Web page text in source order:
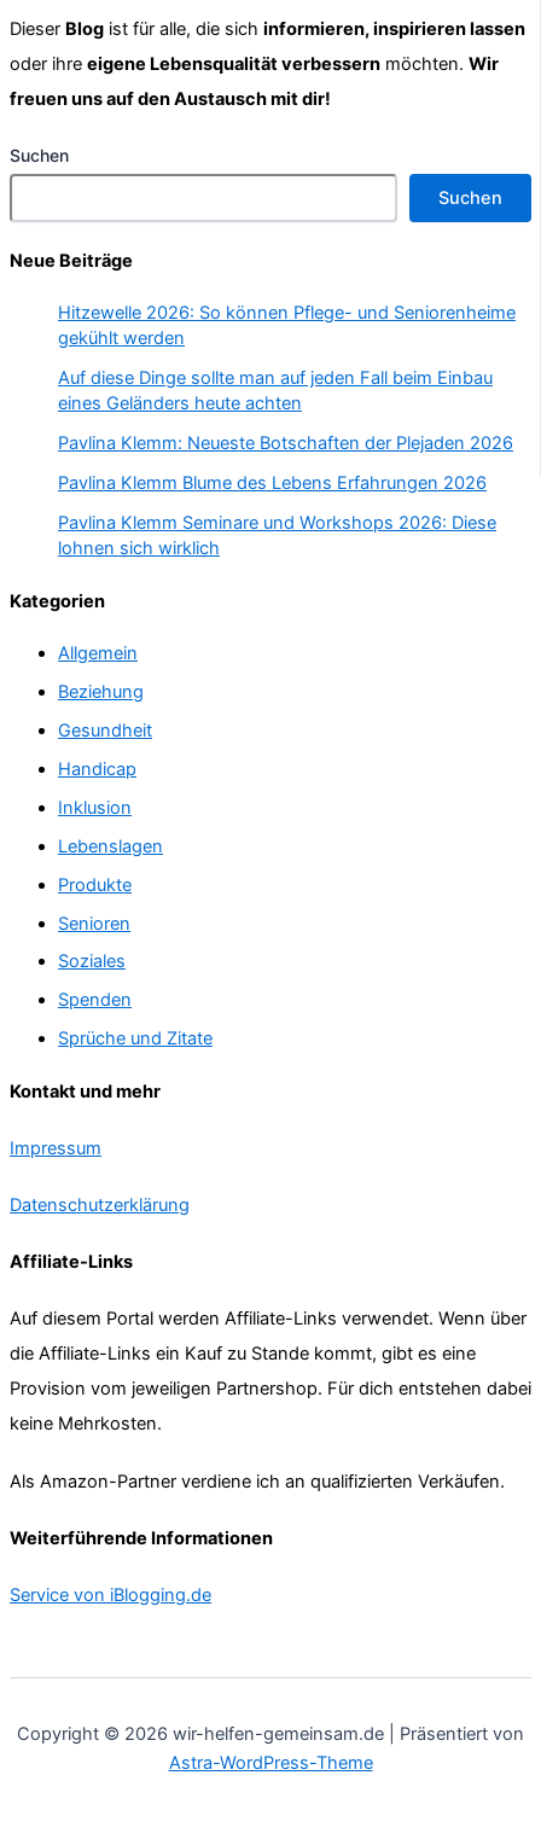
Dieser Blog ist für alle, die sich informieren, inspirieren lassen
oder ihre eigene Lebensqualität verbessern möchten. Wir
freuen uns auf den Austausch mit dir!
Suchen
Suchen
Neue Beiträge
Hitzewelle 2026: So können Pflege- und Seniorenheime
gekühlt werden
Auf diese Dinge sollte man auf jeden Fall beim Einbau
eines Geländers heute achten
Pavlina Klemm: Neueste Botschaften der Plejaden 2026
Pavlina Klemm Blume des Lebens Erfahrungen 2026
Pavlina Klemm Seminare und Workshops 2026: Diese
lohnen sich wirklich
Kategorien
Allgemein
Beziehung
Gesundheit
Handicap
Inklusion
Lebenslagen
Produkte
Senioren
Soziales
Spenden
Sprüche und Zitate
Kontakt und mehr
Impressum
Datenschutzerklärung
Affiliate-Links
Auf diesem Portal werden Affiliate-Links verwendet. Wenn über
die Affiliate-Links ein Kauf zu Stande kommt, gibt es eine
Provision vom jeweiligen Partnershop. Für dich entstehen dabei
keine Mehrkosten.
Als Amazon-Partner verdiene ich an qualifizierten Verkäufen.
Weiterführende Informationen
Service von iBlogging.de
Copyright © 2026 wir-helfen-gemeinsam.de | Präsentiert von
Astra-WordPress-Theme